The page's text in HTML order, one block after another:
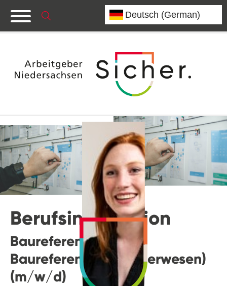
Berufsinformation
Baureferendarin /
Baureferendar (Wasserwesen)
(m/w/d)